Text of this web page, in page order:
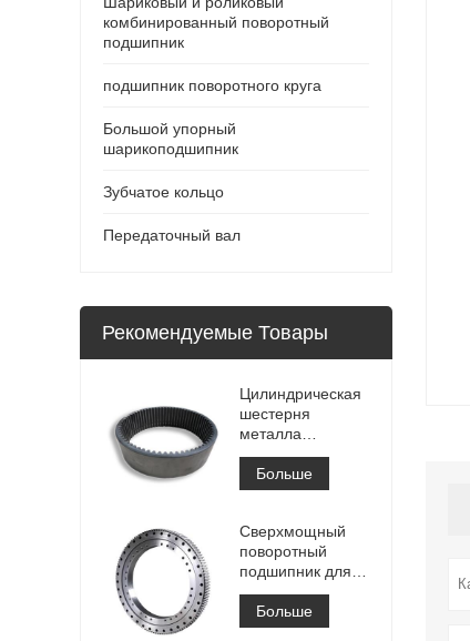
комбинированный поворотный
подшипник
подшипник поворотного круга
Большой упорный
шарикоподшипник
Зубчатое кольцо
Передаточный вал
Рекомендуемые Товары
Цилиндрическая
шестерня
металла
зубчатого венца
высокой точности
большая
зубчатого венца с
обработкой
Азотирование
Больше
Сверхмощный
поворотный
подшипник для
портового
кранового
оборудования
Больше